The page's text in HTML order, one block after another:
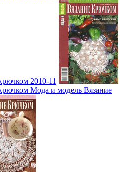
2010-11
Мода и модель Вязание